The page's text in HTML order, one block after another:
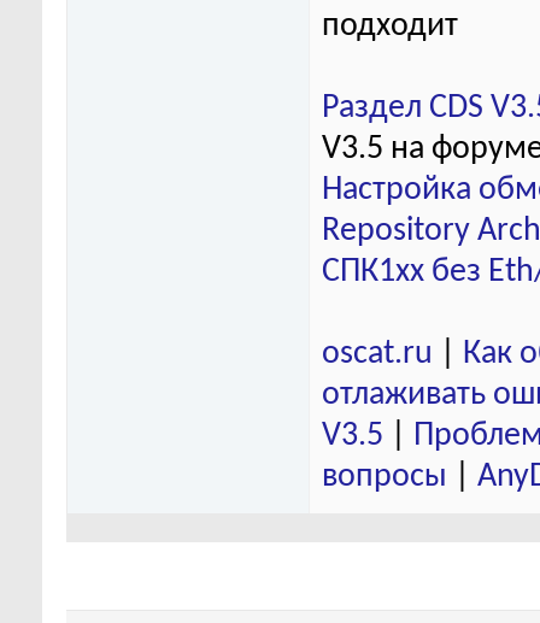
подходит
Раздел CDS
V3.5 на
Настройка
Repository
СПК1хх без
oscat.ru
Как
отлаживать
V3.5
вопросы